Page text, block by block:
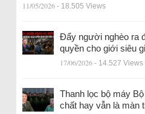
11/05/2026 - 18.505 Views
Đẩy người nghèo ra
quyền cho giới siêu
17/06/2026 - 14.527 Views
Thanh lọc bộ máy
chất hay vẫn là màn